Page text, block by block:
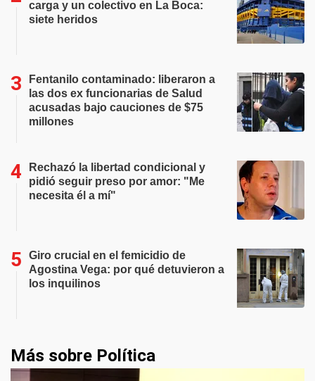
carga y un colectivo en La Boca:
siete heridos
Fentanilo contaminado: liberaron a
las dos ex funcionarias de Salud
acusadas bajo cauciones de $75
millones
Rechazó la libertad condicional y
pidió seguir preso por amor: "Me
necesita él a mí"
Giro crucial en el femicidio de
Agostina Vega: por qué detuvieron a
los inquilinos
Más sobre Política